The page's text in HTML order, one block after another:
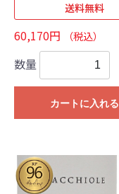
送料無料
60,170円 （税込）
数量
カートに入れる